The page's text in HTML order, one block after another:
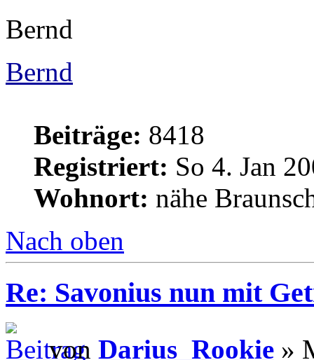
Bernd
Bernd
Beiträge: 8418
Registriert: So 4. Jan
Wohnort: nähe
Nach oben
Re: Savonius nun mit
von Darius_Rookie »